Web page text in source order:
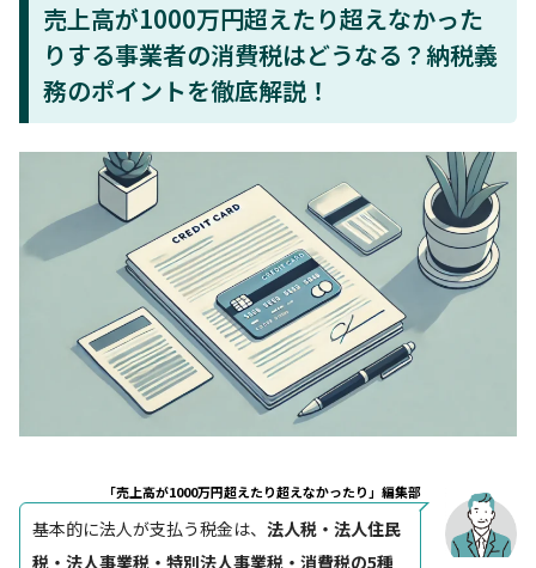
売上高が1000万円超えたり超えなかった
りする事業者の消費税はどうなる？納税義
務のポイントを徹底解説！
「売上高が1000万円超えたり超えなかったり」編集部
基本的に法人が支払う税金は、 法人税・法人住民
税・法人事業税・特別法人事業税・消費税の5種